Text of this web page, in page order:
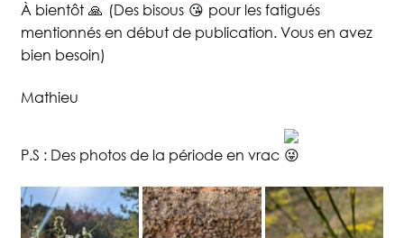
À bientôt (Des bisous
pour les fatigués
mentionnés en début de publication. Vous en avez
bien besoin)
Mathieu
P.S : Des photos de la période en vrac